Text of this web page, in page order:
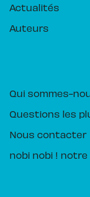
Actualités
Auteurs
Qui sommes-
Questions les
Nous contacter
nobi nobi !